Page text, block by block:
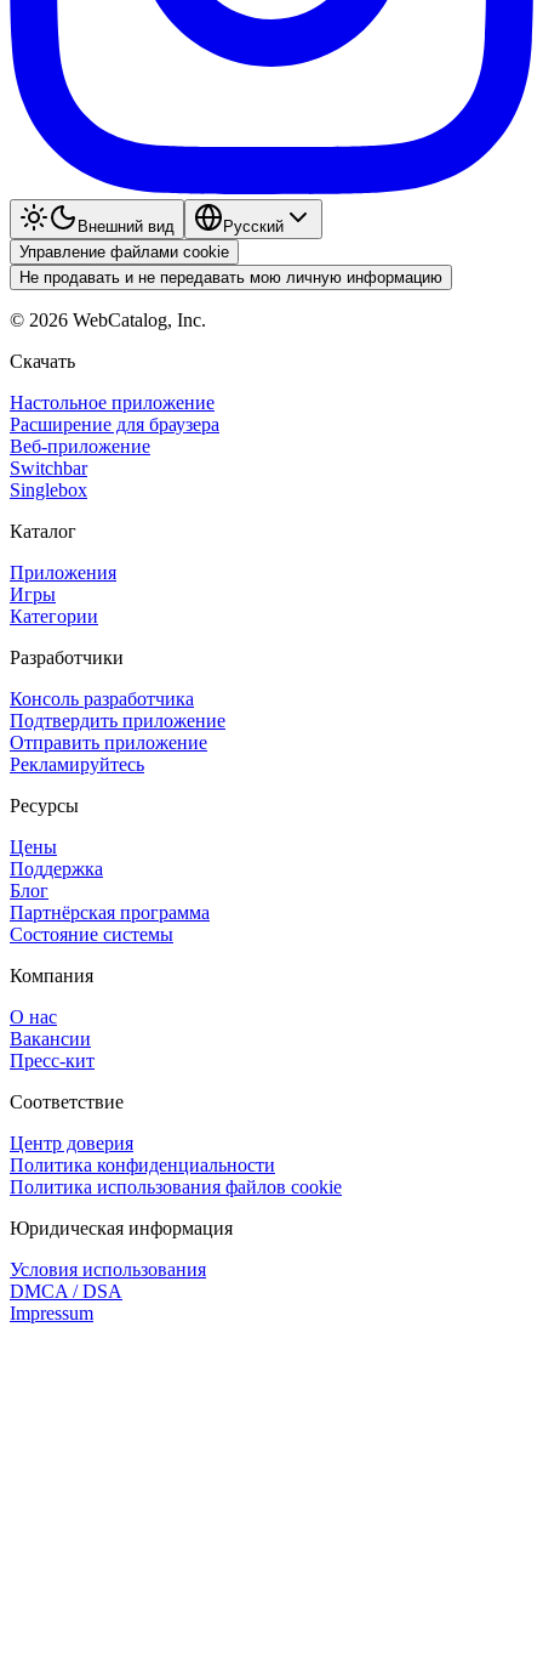
Внешний вид
Pyccкий
Управление файлами cookie
Не продавать и не передавать мою личную информацию
© 2026 WebCatalog, Inc.
Скачать
Настольное приложение
Расширение для браузера
Веб-приложение
Switchbar
Singlebox
Каталог
Приложения
Игры
Категории
Разработчики
Консоль разработчика
Подтвердить приложение
Отправить приложение
Рекламируйтесь
Ресурсы
Цены
Поддержка
Блог
Партнёрская программа
Состояние системы
Компания
О нас
Вакансии
Пресс-кит
Соответствие
Центр доверия
Политика конфиденциальности
Политика использования файлов cookie
Юридическая информация
Условия использования
DMCA / DSA
Impressum